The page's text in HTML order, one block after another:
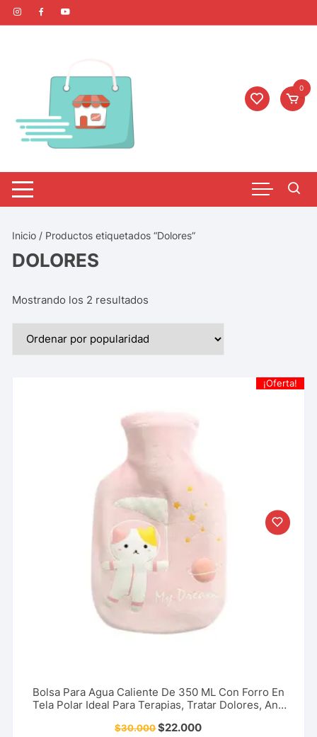
0
Inicio / Productos etiquetados “Dolores”
DOLORES
Mostrando los 2 resultados
¡Oferta!
Bolsa Para Agua Caliente De 350 ML Con Forro En
Tela Polar Ideal Para Terapias, Tratar Dolores, Anti
$30.000$22.000